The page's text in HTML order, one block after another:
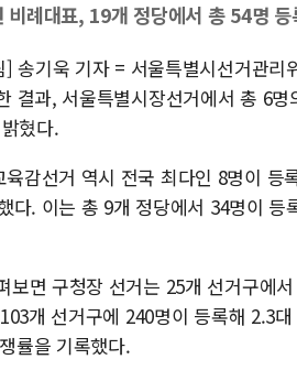
비례대표, 19개 정당에서 총 54명 등
송기욱 기자 = 서울특별시선거관
결과, 서울특별시장선거에서 총 6
혔다.
육감선거 역시 전국 최다인 8명이
다. 이는 총 9개 정당에서 34명이
보면 구청장 선거는 25개 선거구에
개 선거구에 240명이 등록해 2.3
률을 기록했다.